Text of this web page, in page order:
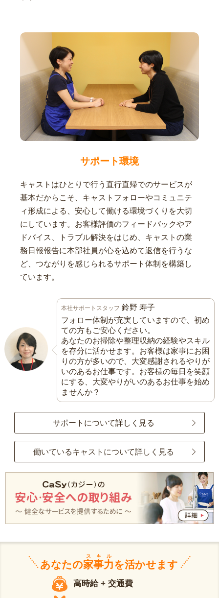
サポート環境
キャストはひとりで行う直行直帰でのサービスが
基本だからこそ、キャストフォローやコミュニテ
ィ形成による、安心して働ける環境づくりを大切
にしています。お客様評価のフィードバックやア
ドバイス、トラブル解決をはじめ、キャストの業
務日報報告に本部社員が心を込めて返信を行うな
ど、つながりを感じられるサポート体制を構築し
ています。
本社サポートスタッフ 鈴野 寿子
フォロー体制が充実していますので、初め
ての方もご安心ください。
あなたのお掃除や整理収納の経験やスキル
を存分に活かせます。お客様は家事にお困
りの方が多いので、大変感謝されるやりが
いのあるお仕事です。お客様の毎日を笑顔
にする、大変やりがいのあるお仕事を始め
ませんか？
サポートについて詳しく見る
働いているキャストについて詳しく見る
あなたの家事力
スキル
を活かせます
高時給 + 交通費